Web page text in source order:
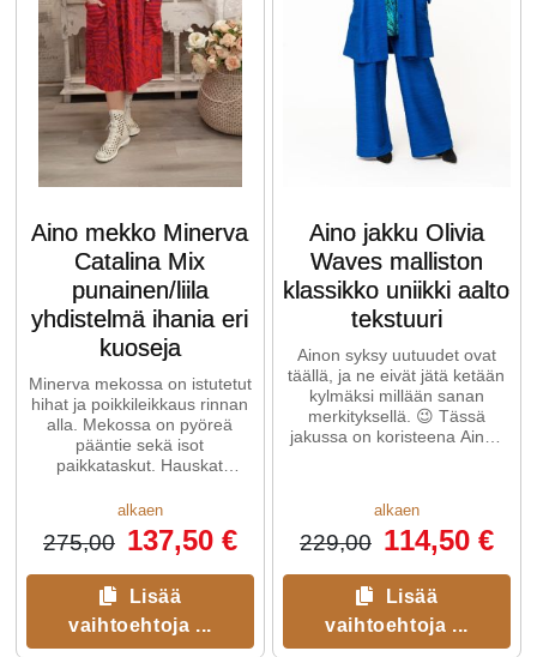
Aino mekko Minerva
Catalina Mix
punainen/liila
yhdistelmä ihania eri
kuoseja
Minerva mekossa on istutetut
hihat ja poikkileikkaus rinnan
alla. Mekossa on pyöreä
pääntie sekä isot
paikkataskut. Hauskat
ilmettä.
alkaen
275,00 137,50 €
Lisää
vaihtoehtoja ...
Aino jakku Olivia
Waves malliston
klassikko uniikki aalto
tekstuuri
Ainon syksy uutuudet ovat
täällä, ja ne eivät jätä ketään
kylmäksi millään sanan
merkityksellä. 😉 Tässä
jakussa on koristeena Ainon
alkaen
229,00 114,50 €
Lisää
vaihtoehtoja ...